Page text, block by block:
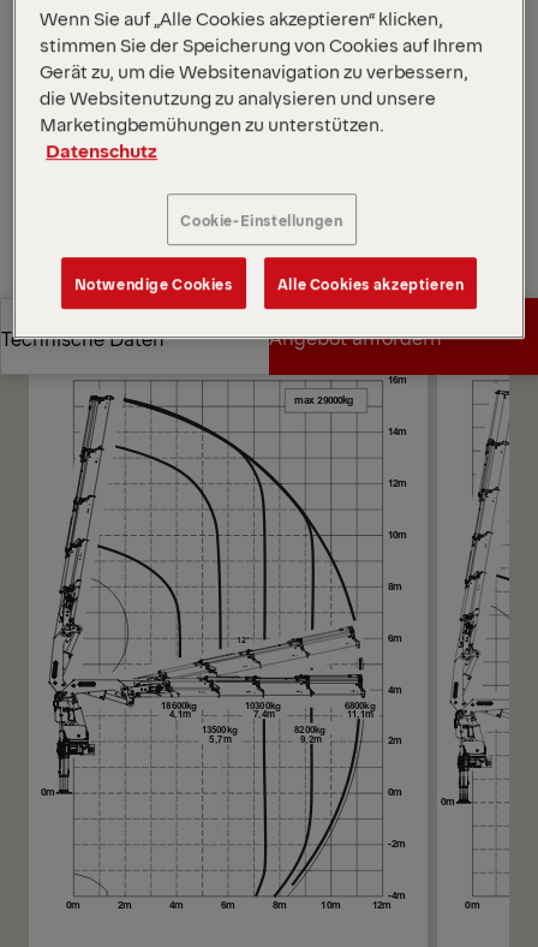
schweren Komponenten, die in der Energiebranche
üblich sind.
Diagramme öffnen
Angebot anfordern
Angebot anfordern
Vertriebspartner finden
Vertriebspartner finden
Technische Daten
Technische Daten
Angebot anfordern
Angebot anfordern
Diagramme
Wenn Sie auf „Alle Cookies akzeptieren“ klicken,
stimmen Sie der Speicherung von Cookies auf Ihrem
Gerät zu, um die Websitenavigation zu verbessern,
die Websitenutzung zu analysieren und unsere
Marketingbemühungen zu unterstützen.
Datenschutz
Cookie-Einstellungen
Notwendige Cookies Alle Cookies akzeptieren